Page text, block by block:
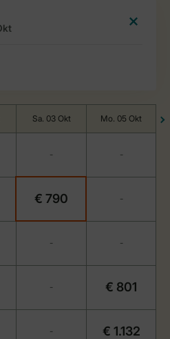
Sa. 03 Okt Mo. 05 Okt
- -
€ 790 -
- -
- € 801
- € 1.132